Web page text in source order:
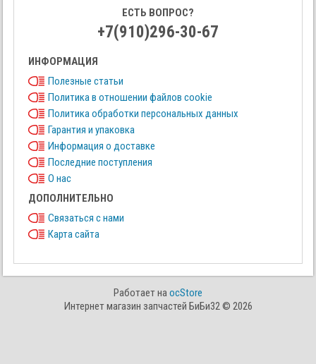
ЕСТЬ ВОПРОС?
+7(910)296-30-67
ИНФОРМАЦИЯ
Полезные статьи
Политика в отношении файлов cookie
Политика обработки персональных данных
Гарантия и упаковка
Информация о доставке
Последние поступления
О нас
ДОПОЛНИТЕЛЬНО
Связаться с нами
Карта сайта
Работает наocStore
Интернет магазин запчастей БиБи32 © 2026